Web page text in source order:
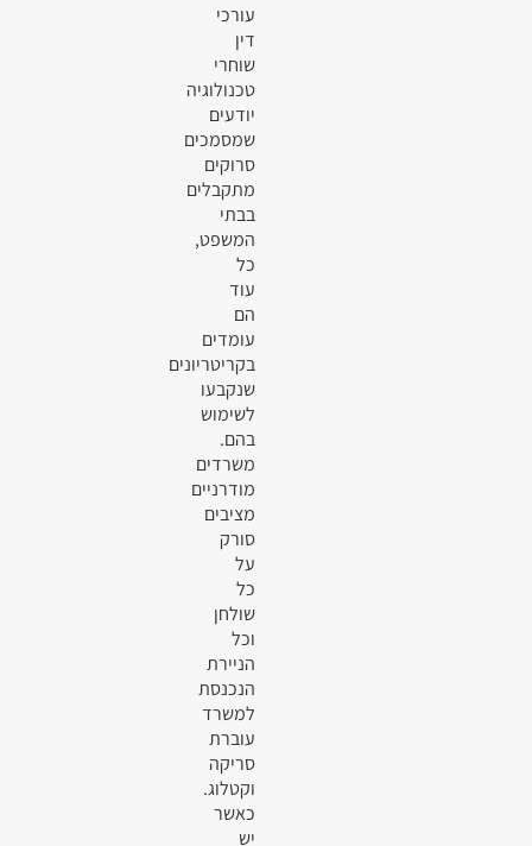
עורכי
דין
שוחרי
טכנולוגיה
יודעים
שמסמכים
סרוקים
מתקבלים
בבתי
המשפט,
כל
עוד
הם
עומדים
בקריטריונים
שנקבעו
לשימוש
בהם.
משרדים
מודרניים
מציבים
סורק
על
כל
שולחן
וכל
הניירת
הנכנסת
למשרד
עוברת
סריקה
וקטלוג.
כאשר
יש